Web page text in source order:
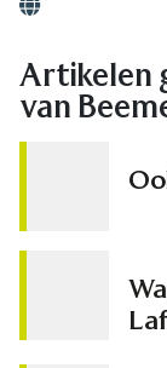
Artikelen
van